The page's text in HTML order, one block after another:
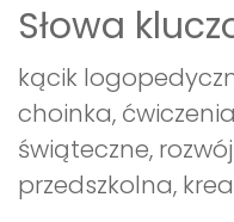
Słowa
kącik
choinka,
świąteczne,
przedszkolna,